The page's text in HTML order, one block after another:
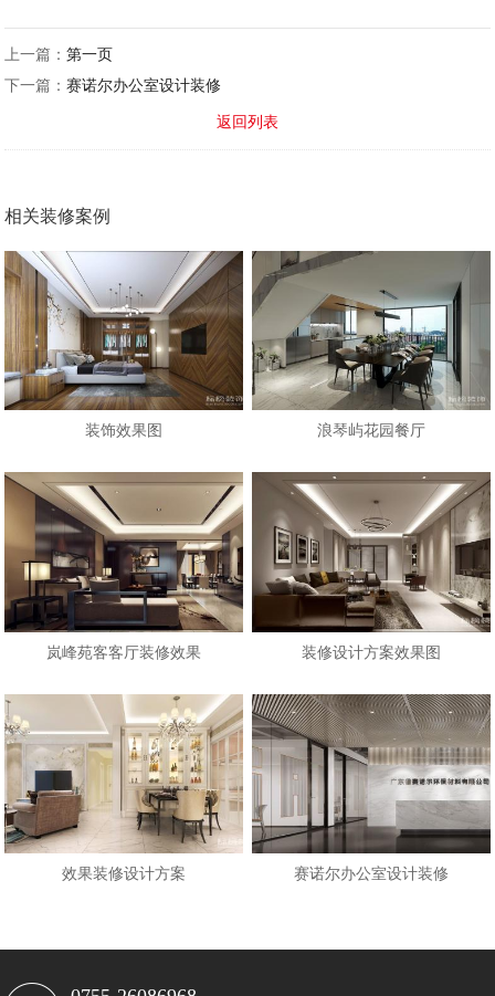
上一篇：第一页
下一篇：赛诺尔办公室设计装修
返回列表
相关装修案例
装饰效果图 浪琴屿花园餐厅
岚峰苑客客厅装修效果 装修设计方案效果图
效果装修设计方案 赛诺尔办公室设计装修